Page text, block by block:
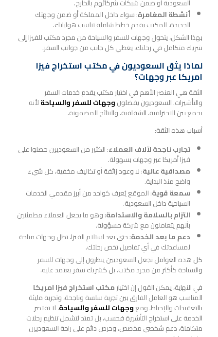
السعودية أو ضمن شبكات شركائهم بالخارج.
أنشطة المغامرة: سواء داخل المملكة أو ضمن وجهتك
الجديدة، المكتب يقدم خطط شاملة تناسب هواياتك.
بهذا الشكل، يتحول وجهات للسفر والسياحة من مجرد مكتب للفيزا إلى
شريك متكامل في رحلتك، يغطي كل جانب من جوانب السفر.
لماذا يثق السعوديون في مكتب استخراج فيزا
امريكا عبر وجهات؟
الثقة هي العنصر الأهم في اختيار مكتب يقدم خدمات السفر
والتأشيرات. السعوديون يفضلونوجهات للسفر والسياحةلأنه
يجمع بين الاحترافية، الشفافية، والنتائج المضمونة.
أسباب هذه الثقة:
تجارب ناجحة لآلاف العملاء: الكثير من السعوديين حصلوا على
فيزا أمريكا عبر وجهات بسهولة.
مصداقية عالية: لا وعود زائفة أو تكاليف مخفية، كل شيء
واضح منذ البداية.
سمعة قوية: الموقع يُعرف كواحد من أبرز مقدمي الخدمات
السياحية داخل السعودية.
التزام بالسلامة والاستدامة: وهو ما يجعل العملاء مطمئنين
بأنهم يتعاملون مع شركة مسؤولة.
دعم ما بعد الخدمة: حتى بعد استلام الفيزا، تظل وجهات متاحة
لمساعدتك في أي تفاصيل تخص رحلتك.
كل هذه العوامل تجعل السعوديين ينظرون إلى وجهات للسفر
والسياحة كأكثر من مجرد مكتب، بل كشريك سفر يعتمد عليه.
في النهاية، يمكن القول إن اختيارمكتب استخراج فيزا امريكا
المناسب هو العامل الفارق بين تجربة سلسة وناجحة، وتجربة مليئة
بالتعقيدات والإحباط. ومعوجهات للسفر والسياحة، لا تقتصر
الخدمة على استخراج التأشيرة فحسب، بل تمتد لتشمل تنظيم رحلات
متكاملة، دعم شخصي مخصص، وحرص دائم على راحة السعوديين